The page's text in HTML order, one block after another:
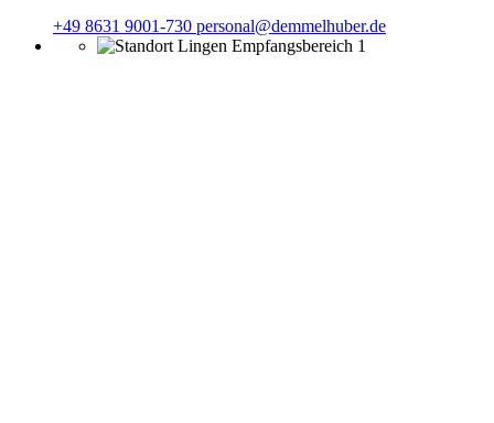
+49 8631 9001-730 personal@demmelhuber.de